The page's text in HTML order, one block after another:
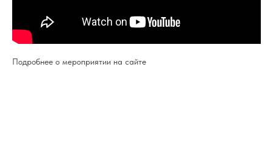
Подробнее о мероприятии на сайте